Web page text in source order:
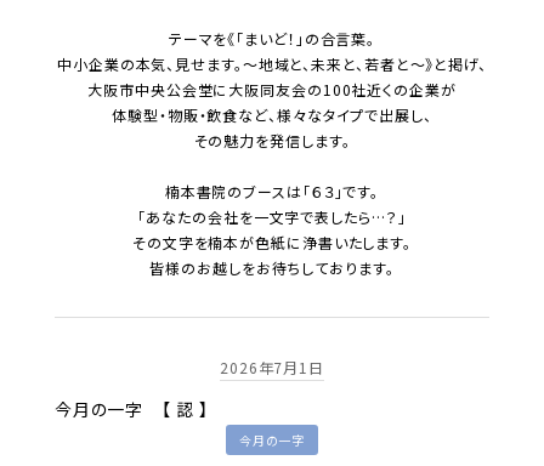
テーマを《「まいど！」の合言葉。
中小企業の本気、見せます。～地域と、未来と、若者と～》と掲げ、
大阪市中央公会堂に大阪同友会の100社近くの企業が
体験型・物販・飲食など、様々なタイプで出展し、
その魅力を発信します。
楠本書院のブースは「６３」です。
「あなたの会社を一文字で表したら…？」
その文字を楠本が色紙に浄書いたします。
皆様のお越しをお待ちしております。
2026年7月1日
今月の一字 【 認 】
今月の一字